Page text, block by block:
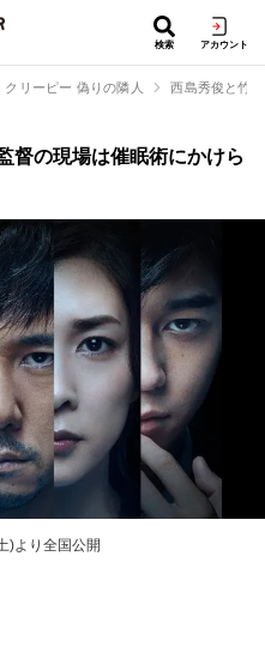
検索 アカウント
クリーピー 偽りの隣人 西島秀俊と竹
督の現場は催眠術にかけら
)より全国公開